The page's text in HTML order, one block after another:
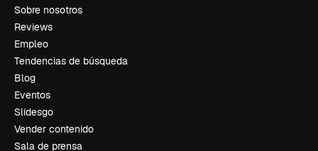
Sobre nosotros
Reviews
Empleo
Tendencias de búsqueda
Blog
Eventos
Slidesgo
Vender contenido
Sala de prensa